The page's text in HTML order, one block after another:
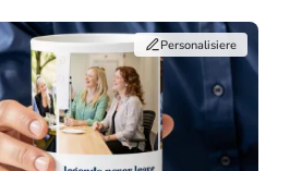
Personalisiere